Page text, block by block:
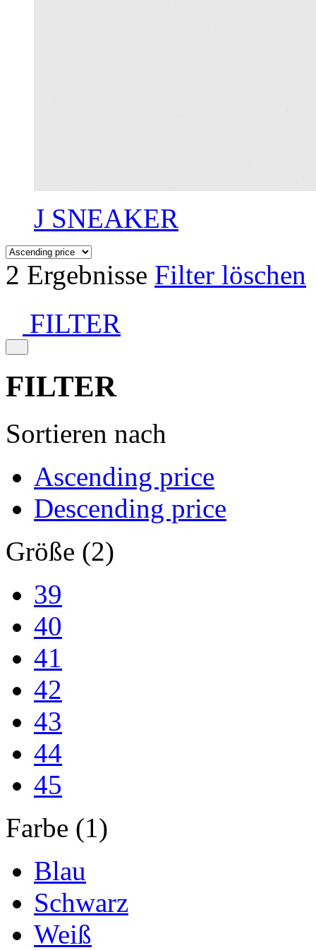
J SNEAKER
2 Ergebnisse Filter löschen
FILTER
FILTER
Sortieren nach
Ascending price
Descending price
Größe (2)
39
40
41
42
43
44
45
Farbe (1)
Blau
Schwarz
Weiß